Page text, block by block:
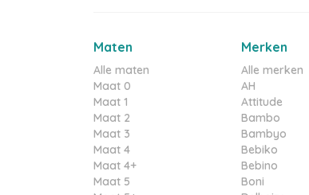
Maten
Alle maten
Maat 0
Maat 1
Maat 2
Maat 3
Maat 4
Maat 4+
Maat 5
Merken
Alle merken
AH
Attitude
Bambo
Bambyo
Bebiko
Bebino
Boni